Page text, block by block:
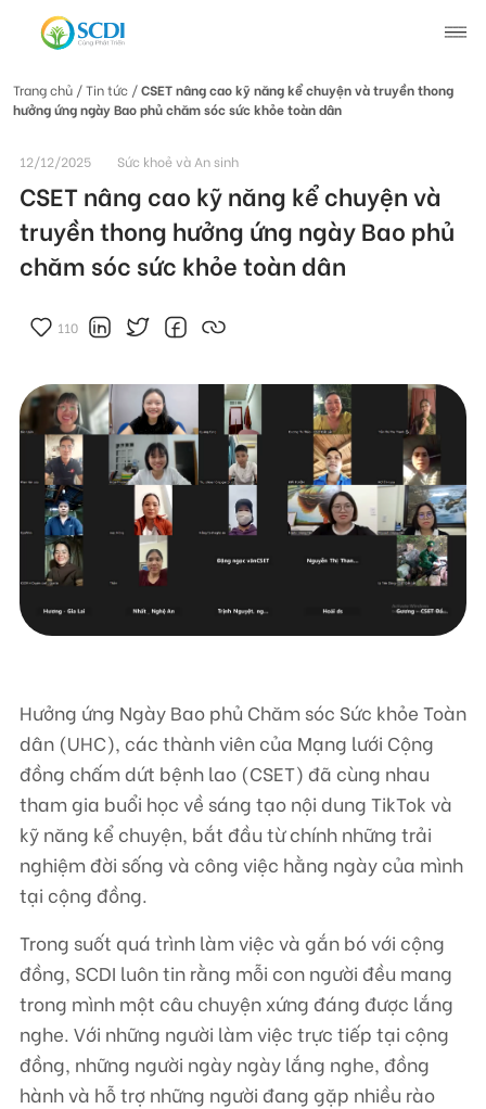
Hoạt động của SCDI
Tin tức
Tin hoạt động
Câu chuyện thay đổi
Tuyển dụng
Tài liệu
Liên hệ
TRUNG TÂM HỖ TRỢ SÁNG KIẾN PHÁT TRIỂN CỘNG ĐỒNG
Fax: +84-24-3572 0689
Email: scdi@scdi.org.vn
Trang chủ / Tin tức /CSET nâng cao kỹ năng kể chuyện và truyền thong
hưởng ứng ngày Bao phủ chăm sóc sức khỏe toàn dân
12/12/2025 Sức khoẻ và An sinh
CSET nâng cao kỹ năng kể chuyện và
truyền thong hưởng ứng ngày Bao phủ
chăm sóc sức khỏe toàn dân
110
Hưởng ứng Ngày Bao phủ Chăm sóc Sức khỏe Toàn
dân (UHC), các thành viên của Mạng lưới Cộng
đồng chấm dứt bệnh lao (CSET) đã cùng nhau
tham gia buổi học về sáng tạo nội dung TikTok và
kỹ năng kể chuyện, bắt đầu từ chính những trải
nghiệm đời sống và công việc hằng ngày của mình
tại cộng đồng.
Trong suốt quá trình làm việc và gắn bó với cộng
đồng, SCDI luôn tin rằng mỗi con người đều mang
trong mình một câu chuyện xứng đáng được lắng
nghe. Với những người làm việc trực tiếp tại cộng
đồng, những người ngày ngày lắng nghe, đồng
hành và hỗ trợ những người đang gặp nhiều rào